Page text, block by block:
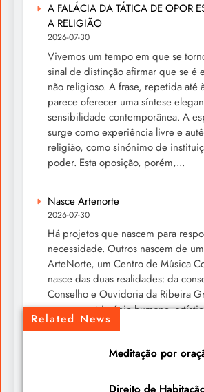
Related News
Meditação por
A FALÁCIA DA TÁTICA DE OPOR
A RELIGIÃO
2026-07-30
Vivemos um tempo em que se
sinal de distinção afirmar que se é
não religioso. A frase, repetida até
parece oferecer uma síntese
sensibilidade contemporânea. A
surge como experiência livre e
religião, como sinónimo de
poder. Esta oposição, porém,...
Nasce Artenorte
2026-07-30
Há projetos que nascem para
necessidade. Outros nascem de
ArteNorte, um Centro de Música
nasce das duas realidades: da
Conselho e Ouvidoria da Ribeira
enorme património humano,
convicção de que esse património
Um livro para ler devagar neste verão